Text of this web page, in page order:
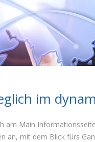
im
am Main
an, mit dem Blick fürs